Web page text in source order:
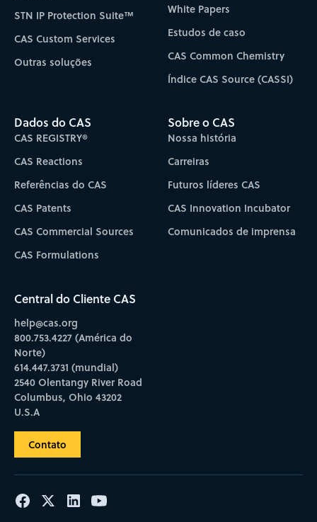
STN IP Protection Suite™
CAS Custom Services
Outras soluções
White Papers
Estudos de caso
CAS Common Chemistry
Índice CAS Source (CASSI)
Dados do CAS
CAS REGISTRY®
CAS Reactions
Referências do CAS
CAS Patents
CAS Commercial Sources
CAS Formulations
Sobre o CAS
Nossa história
Carreiras
Futuros líderes CAS
CAS Innovation Incubator
Comunicados de imprensa
Central do Cliente CAS
help@cas.org
800.753.4227 (América do
Norte)
614.447.3731 (mundial)
2540 Olentangy River Road
Columbus, Ohio 43202
U.S.A
Contato